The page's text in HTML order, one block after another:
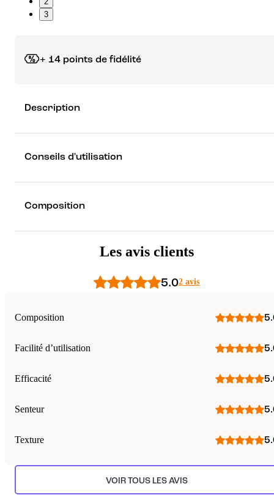
3
+ 14 points de fidélité
rêver !
Découvrez les récompenses
Description
Conseils d'utilisation
Composition
Les avis clients
5.02 avis
Composition
Facilité d’utilisation
Efficacité
Senteur
Texture
VOIR TOUS LES AVIS